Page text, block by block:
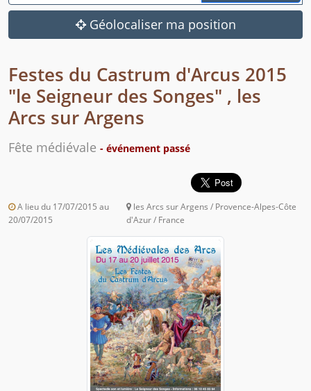
Géolocaliser ma position
Festes du Castrum d'Arcus 2015
"le Seigneur des Songes" , les
Arcs sur Argens
Fête médiévale - événement passé
A lieu du 17/07/2015 au
20/07/2015
les Arcs sur Argens / Provence-Alpes-Côte
d'Azur / France